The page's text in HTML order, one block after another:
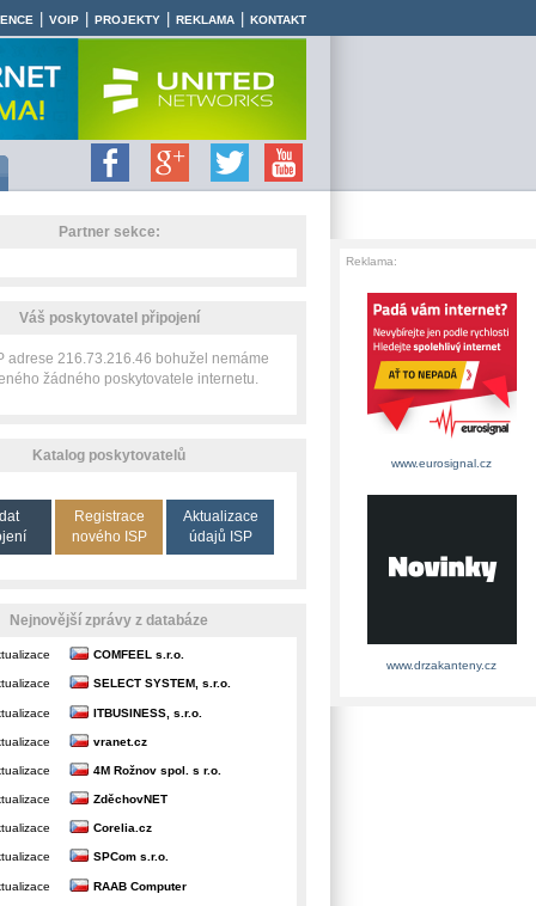
VOIP PROJEKTY REKLAMA KONTAKT
Partner sekce:
Váš poskytovatel připojení
adrese 216.73.216.46 bohužel nemáme
žádného poskytovatele internetu.
Katalog poskytovatelů
Registrace
nového ISP
Aktualizace
údajů ISP
Nejnovější zprávy z databáze
COMFEEL s.r.o.
SELECT SYSTEM, s.r.o.
ITBUSINESS, s.r.o.
vranet.cz
4M Rožnov spol. s r.o.
ZděchovNET
Corelia.cz
SPCom s.r.o.
RAAB Computer
Reklama:
www.eurosignal.cz
www.drzakanteny.cz